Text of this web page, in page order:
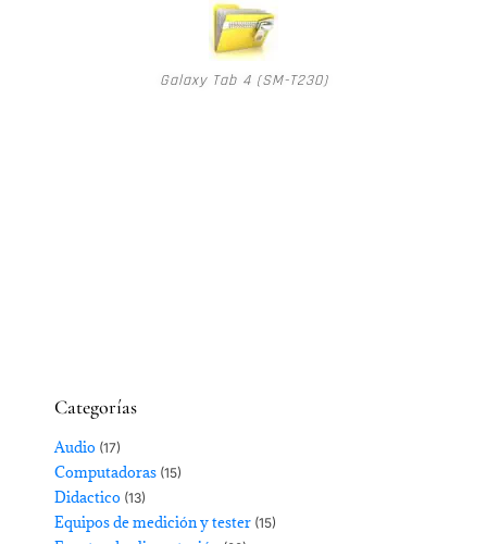
Galaxy Tab 4 (SM-T230)
Categorías
Audio (17)
Computadoras (15)
Didactico (13)
Equipos de medición y tester (15)